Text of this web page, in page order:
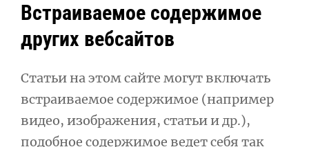
Встраиваемое содержимое
других вебсайтов
Статьи на этом сайте могут включать
встраиваемое содержимое (например
видео, изображения, статьи и др.),
подобное содержимое ведет себя так